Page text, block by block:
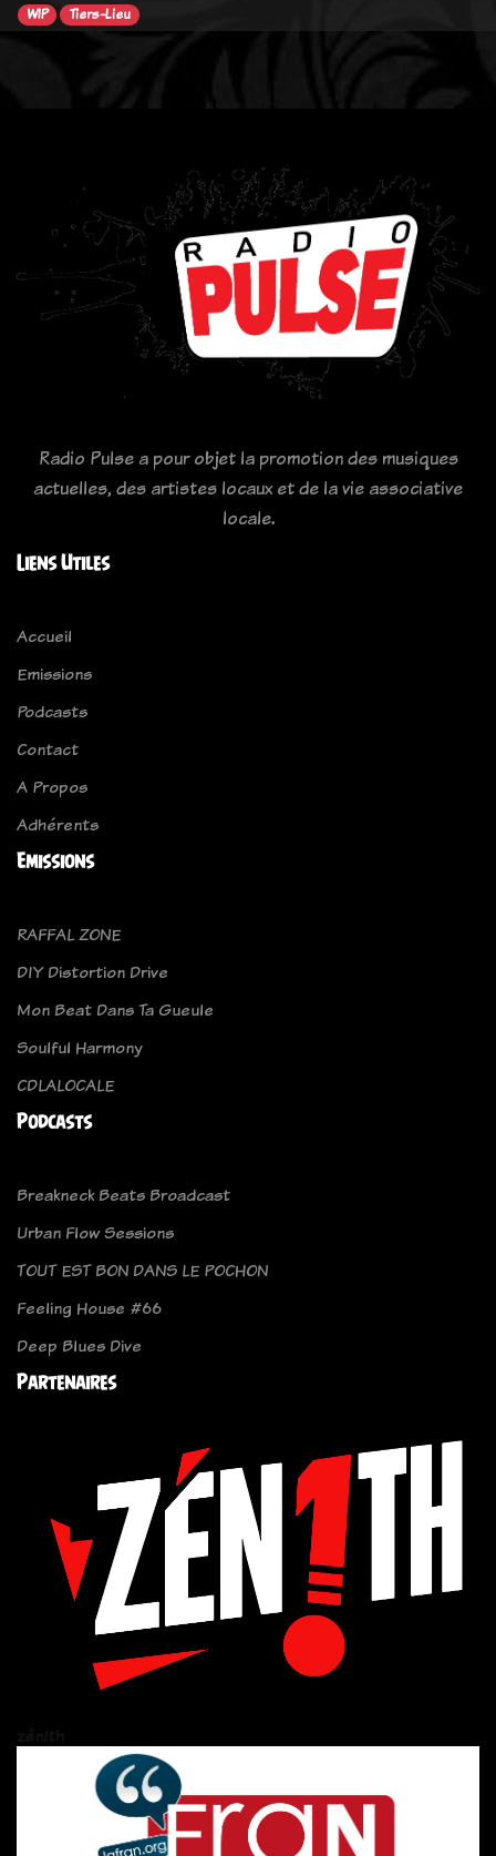
WIP Tiers-Lieu
Radio Pulse a pour objet la promotion des musiques
actuelles, des artistes locaux et de la vie associative
locale.
Liens Utiles
Accueil
Emissions
Podcasts
Contact
A Propos
Adhérents
Emissions
RAFFAL ZONE
DIY Distortion Drive
Mon Beat Dans Ta Gueule
Soulful Harmony
CDLALOCALE
Podcasts
Breakneck Beats Broadcast
Urban Flow Sessions
TOUT EST BON DANS LE POCHON
Feeling House #66
Deep Blues Dive
Partenaires